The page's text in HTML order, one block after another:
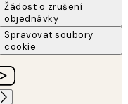
Žádost o zrušení
objednávky
Spravovat soubory
cookie